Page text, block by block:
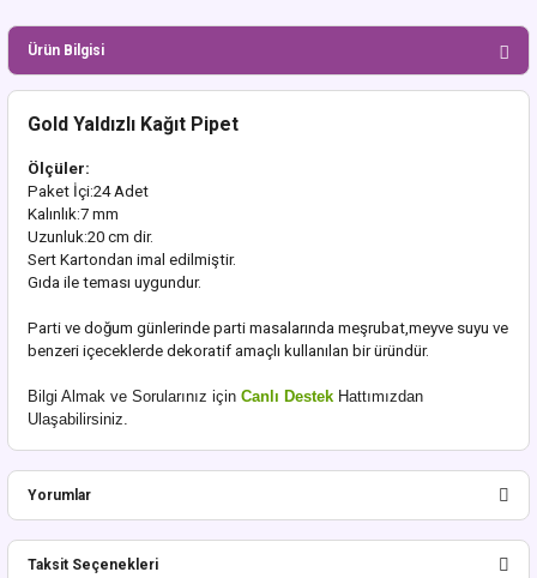
Ürün Bilgisi
Gold Yaldızlı Kağıt Pipet
Ölçüler:
Paket İçi:24 Adet
Kalınlık:7 mm
Uzunluk:20 cm dir.
Sert Kartondan imal edilmiştir.
Gıda ile teması uygundur.
Parti ve doğum günlerinde parti masalarında meşrubat,meyve suyu ve
benzeri içeceklerde dekoratif amaçlı kullanılan bir üründür.
Bilgi Almak ve Sorularınız için Canlı Destek Hattımızdan
Ulaşabilirsiniz.
Yorumlar
Taksit Seçenekleri